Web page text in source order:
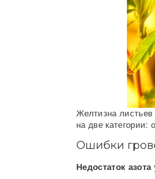
Желтизна
на две
Ошибки
Недостаток